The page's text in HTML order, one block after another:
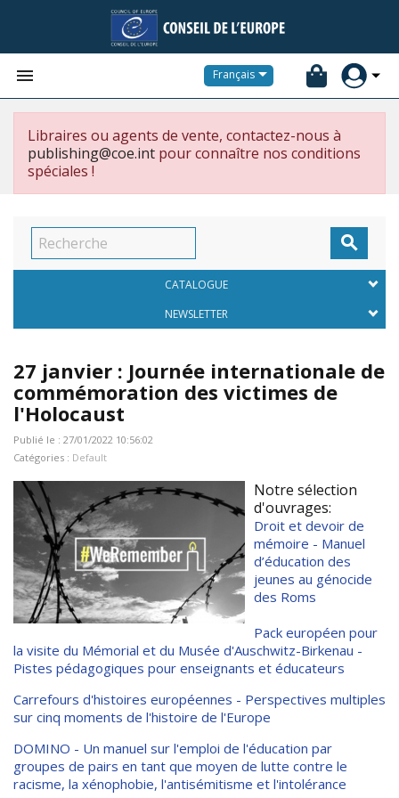
 Français
Libraires ou agents de vente, contactez-nous à
publishing@coe.int pour connaître nos conditions
spéciales !

CATALOGUE
NEWSLETTER
27 janvier : Journée internationale de
commémoration des victimes de
l'Holocaust
Publié le : 27/01/2022 10:56:02
Catégories : Default
Notre sélection
d'ouvrages:
Droit et devoir de
mémoire - Manuel
d’éducation des
jeunes au génocide
des Roms
Pack européen pour
la visite du Mémorial et du Musée d'Auschwitz-Birkenau -
Pistes pédagogiques pour enseignants et éducateurs
Carrefours d'histoires européennes - Perspectives multiples
sur cinq moments de l'histoire de l'Europe
DOMINO - Un manuel sur l'emploi de l'éducation par
groupes de pairs en tant que moyen de lutte contre le
racisme, la xénophobie, l'antisémitisme et l'intolérance